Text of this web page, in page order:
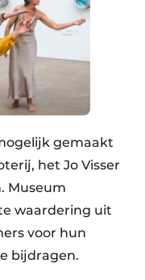
gemaakt
het Jo Visser
Museum
waardering uit
voor hun
bijdragen.